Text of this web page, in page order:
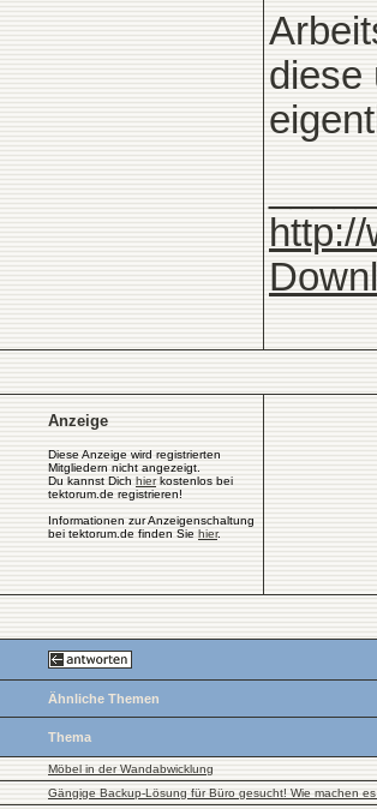
diese
Anzeige
Diese Anzeige wird registrierten
Mitgliedern nicht angezeigt.
Du kannst Dich hierkostenlos bei
tektorum.de registrieren!
Informationen zur Anzeigenschaltung
bei tektorum.de finden Sie hier.
Ähnliche Themen
Thema
Möbel in der Wandabwicklung
Gängige Backup-Lösung für Büro gesucht! Wie machen